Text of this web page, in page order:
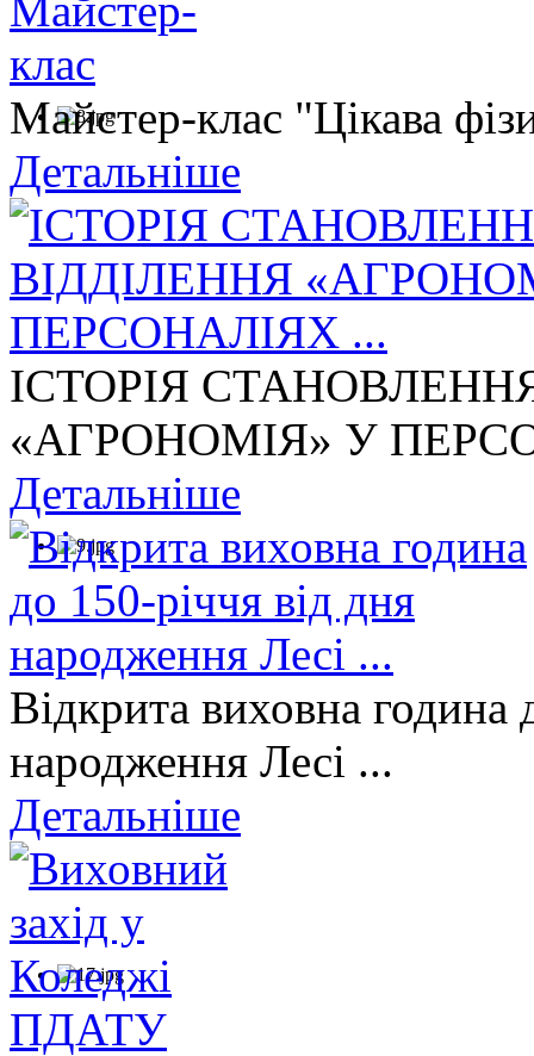
Майстер-клас "Цікава
Детальніше
ІСТОРІЯ
«АГРОНОМІЯ» У
Детальніше
Відкрита виховна година
народження Лесі ...
Детальніше